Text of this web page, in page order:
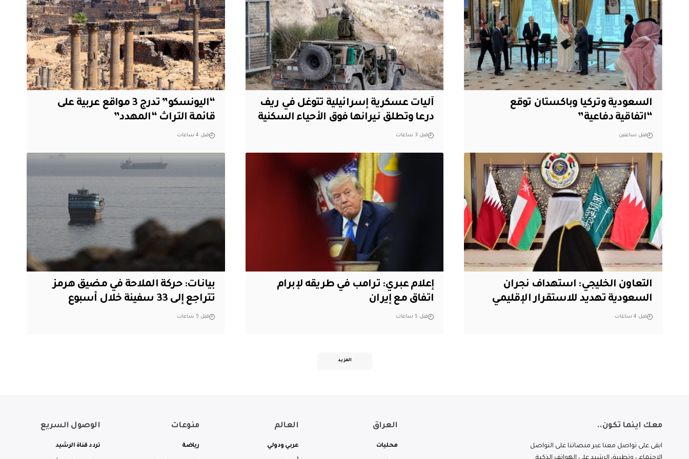
السعودية وتركيا وباكستان توقع
“اتفاقية دفاعية”
قبل ساعتين
آليات عسكرية إسرائيلية تتوغل في ريف
درعا وتطلق نيرانها فوق الأحياء السكنية
قبل 3 ساعات
“اليونسكو” تدرج 3 مواقع عربية على
قائمة التراث “المهدد”
قبل 4 ساعات
التعاون الخليجي: استهداف نجران
السعودية تهديد للاستقرار الإقليمي
قبل 4 ساعات
إعلام عبري: ترامب في طريقه لإبرام
اتفاق مع إيران
قبل 5 ساعات
بيانات: حركة الملاحة في مضيق هرمز
تتراجع إلى 33 سفينة خلال أسبوع
قبل 5 ساعات
المزيد
معك اينما تكون..
ابقى على تواصل معنا عبر منصاتنا على التواصل
العراق
محليات
العالم
عربي ودولي
منوعات
رياضة
الوصول السريع
تردد قناة الرشيد